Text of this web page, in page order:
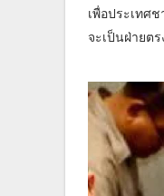
เพื่อประเทศ
จะเป็นฝ่ายต